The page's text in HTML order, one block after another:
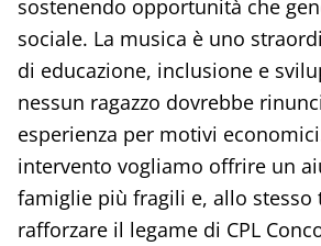
sostenendo opportunità che
sociale. La musica è uno
di educazione, inclusione e
nessun ragazzo dovrebbe
esperienza per motivi
intervento vogliamo offrire un
famiglie più fragili e, allo stesso
rafforzare il legame di CPL